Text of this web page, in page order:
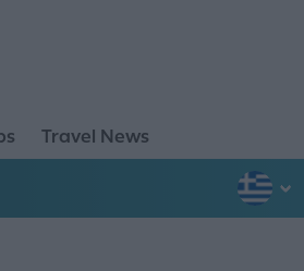
Travel News